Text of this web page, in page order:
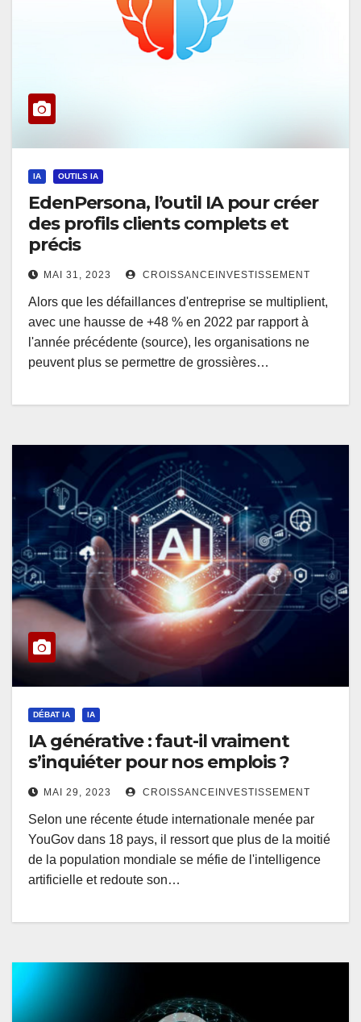
IA OUTILS IA
EdenPersona, l’outil IA pour créer
des profils clients complets et
précis
MAI 31, 2023 CROISSANCEINVESTISSEMENT
Alors que les défaillances d'entreprise se multiplient,
avec une hausse de +48 % en 2022 par rapport à
l'année précédente (source), les organisations ne
peuvent plus se permettre de grossières…
DÉBAT IA IA
IA générative : faut-il vraiment
s’inquiéter pour nos emplois ?
MAI 29, 2023 CROISSANCEINVESTISSEMENT
Selon une récente étude internationale menée par
YouGov dans 18 pays, il ressort que plus de la moitié
de la population mondiale se méfie de l'intelligence
artificielle et redoute son…